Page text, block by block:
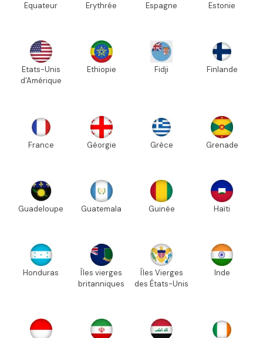
Equateur Erythrée Espagne Estonie
Etats-Unis
d'Amérique
Ethiopie Fidji Finlande
France Géorgie Grèce Grenade
Guadeloupe Guatemala Guinée Haïti
Honduras
Îles vierges
britanniques
Îles Vierges
des États-Unis
Inde